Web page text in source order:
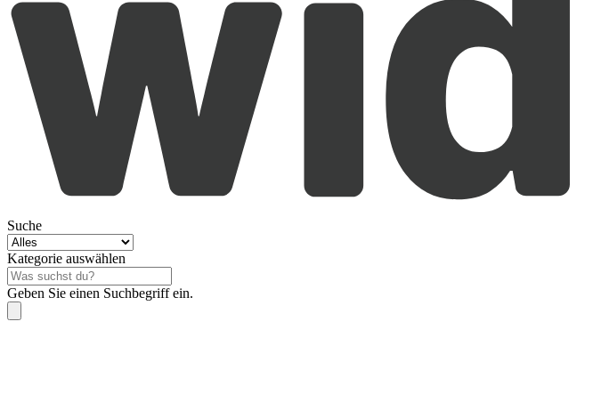
Suche
Kategorie auswählen
Geben Sie einen Suchbegriff ein.